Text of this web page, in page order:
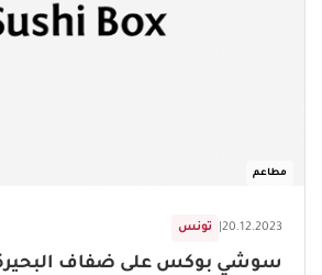
مطاعم
تونس 20.12.2023
سوشي بوكس على ضفاف البحيرة